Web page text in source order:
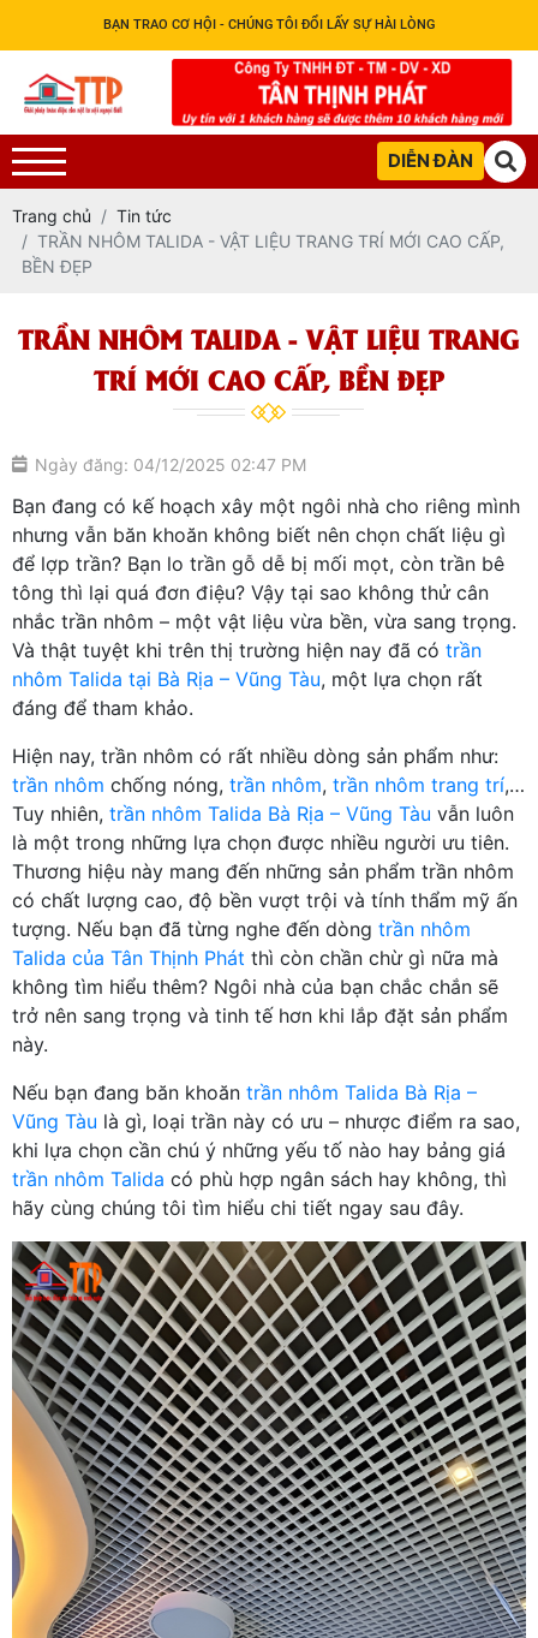
BẠN TRAO CƠ HỘI - CHÚNG TÔI ĐỔI LẤY SỰ HÀI LÒNG
DIỄN ĐÀN
Trang chủ
Tin tức
TRẦN NHÔM TALIDA - VẬT LIỆU TRANG TRÍ MỚI CAO CẤP,
BỀN ĐẸP
TRẦN NHÔM TALIDA - VẬT LIỆU TRANG
TRÍ MỚI CAO CẤP, BỀN ĐẸP
Ngày đăng: 04/12/2025 02:47 PM
Bạn đang có kế hoạch xây một ngôi nhà cho riêng mình
nhưng vẫn băn khoăn không biết nên chọn chất liệu gì
để lợp trần? Bạn lo trần gỗ dễ bị mối mọt, còn trần bê
tông thì lại quá đơn điệu? Vậy tại sao không thử cân
nhắc trần nhôm – một vật liệu vừa bền, vừa sang trọng.
Và thật tuyệt khi trên thị trường hiện nay đã có trần
nhôm Talida tại Bà Rịa – Vũng Tàu, một lựa chọn rất
đáng để tham khảo.
Hiện nay, trần nhôm có rất nhiều dòng sản phẩm như:
trần nhôm chống nóng, trần nhôm, trần nhôm trang trí,…
Tuy nhiên, trần nhôm Talida Bà Rịa – Vũng Tàu vẫn luôn
là một trong những lựa chọn được nhiều người ưu tiên.
Thương hiệu này mang đến những sản phẩm trần nhôm
có chất lượng cao, độ bền vượt trội và tính thẩm mỹ ấn
tượng. Nếu bạn đã từng nghe đến dòng trần nhôm
Talida của Tân Thịnh Phát thì còn chần chừ gì nữa mà
không tìm hiểu thêm? Ngôi nhà của bạn chắc chắn sẽ
trở nên sang trọng và tinh tế hơn khi lắp đặt sản phẩm
này.
Nếu bạn đang băn khoăn trần nhôm Talida Bà Rịa –
Vũng Tàu là gì, loại trần này có ưu – nhược điểm ra sao,
khi lựa chọn cần chú ý những yếu tố nào hay bảng giá
trần nhôm Talida có phù hợp ngân sách hay không, thì
hãy cùng chúng tôi tìm hiểu chi tiết ngay sau đây.